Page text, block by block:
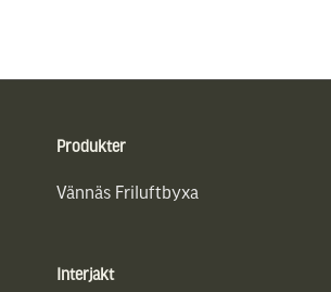
Produkter
Vännäs Friluftbyxa
Interjakt